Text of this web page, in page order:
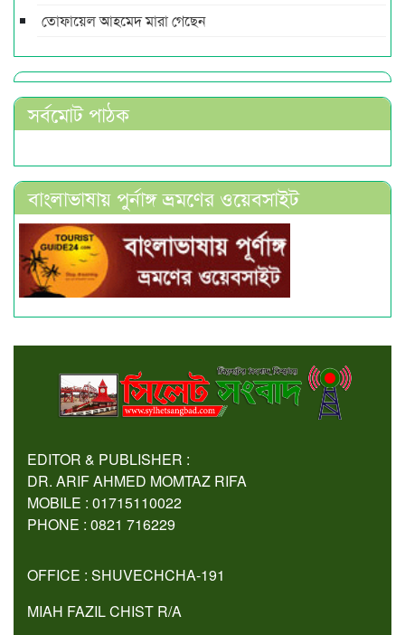
তোফায়েল আহমেদ মারা গেছেন
সর্বমোট পাঠক
বাংলাভাষায় পুর্নাঙ্গ ভ্রমণের ওয়েবসাইট
EDITOR & PUBLISHER :
DR. ARIF AHMED MOMTAZ RIFA
MOBILE : 01715110022
PHONE : 0821 716229
OFFICE : SHUVECHCHA-191
MIAH FAZIL CHIST R/A